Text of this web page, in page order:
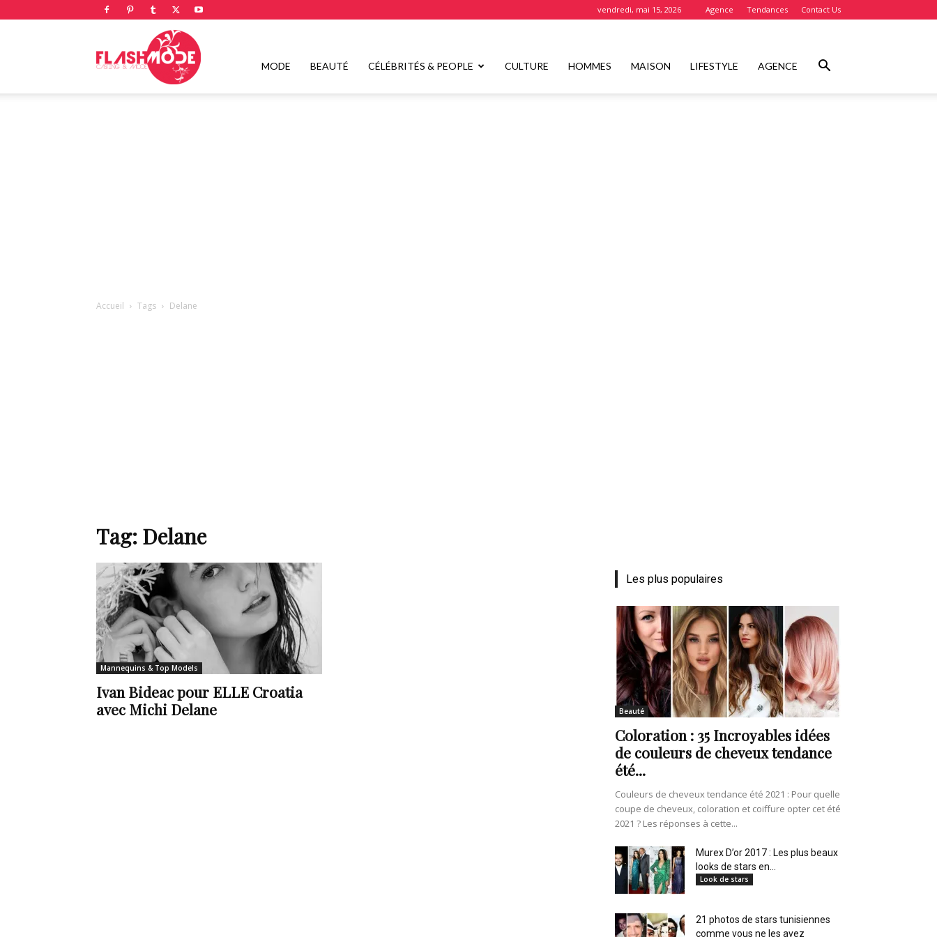
vendredi, mai 15, 2026 Agence Tendances Contact Us
Flashmode
style
MODE BEAUTÉ CÉLÉBRITÉS & PEOPLE CULTURE HOMMES MAISON LIFESTYLE AGENCE
Accueil Tags Delane
Tag: Delane
Mannequins & Top Models
Ivan Bideac pour ELLE Croatia
avec Michi Delane
Les plus populaires
Beauté
Coloration : 35 Incroyables idées
de couleurs de cheveux tendance
été...
Couleurs de cheveux tendance été 2021 : Pour quelle
coupe de cheveux, coloration et coiffure opter cet été
2021 ? Les réponses à cette...
Murex D’or 2017 : Les plus beaux
looks de stars en...
Look de stars
21 photos de stars tunisiennes
comme vous ne les avez